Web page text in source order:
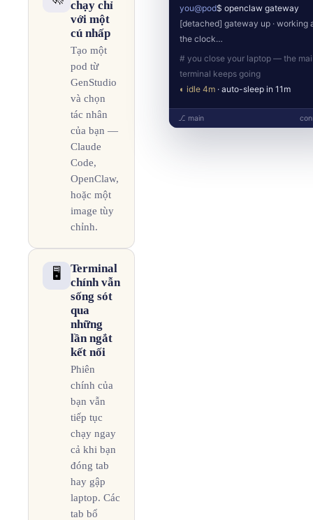
chạy chỉ
với một
cú nhấp
Tạo một
pod từ
GenStudio
và chọn
tác nhân
của bạn —
Claude
Code,
OpenClaw,
hoặc một
image tùy
chỉnh.
🖥️
Terminal
chính vẫn
sống sót
qua
những
lần ngắt
kết nối
Phiên
chính của
bạn vẫn
tiếp tục
chạy ngay
cả khi bạn
đóng tab
hay gập
laptop. Các
tab bổ
you@pod$ openclaw gateway
[detached] gateway up · working
the clock…
# you close your laptop — the
terminal keeps going
◐ idle 4m · auto-sleep in 11m
⎇ main